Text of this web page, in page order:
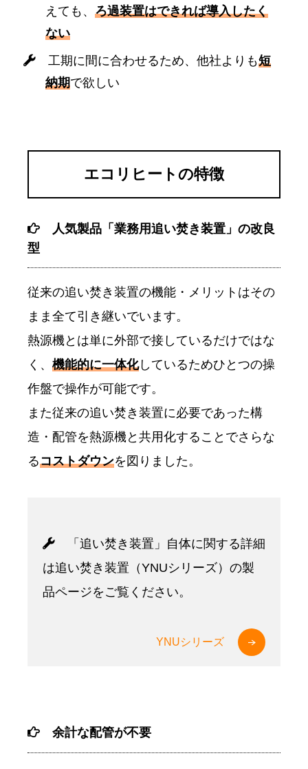
えても、ろ過装置はできれば導入したく
ない
工期に間に合わせるため、他社よりも短
納期で欲しい
エコリヒートの特徴
人気製品「業務用追い焚き装置」の改良
型
従来の追い焚き装置の機能・メリットはその
まま全て引き継いでいます。
熱源機とは単に外部で接しているだけではな
く、 機能的に一体化しているためひとつの操
作盤で操作が可能です。
また従来の追い焚き装置に必要であった構
造・配管を熱源機と共用化することでさらな
るコストダウンを図りました。
「追い焚き装置」自体に関する詳細
は追い焚き装置（YNUシリーズ）の製
品ページをご覧ください。
YNUシリーズ
余計な配管が不要